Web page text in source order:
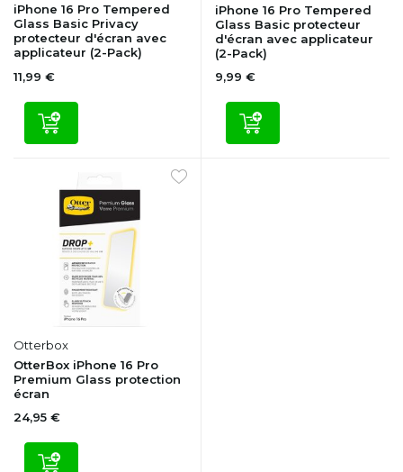
iPhone 16 Pro Tempered
Glass Basic Privacy
protecteur d'écran avec
applicateur (2-Pack)
11,99 €
iPhone 16 Pro Tempered
Glass Basic protecteur
d'écran avec applicateur
(2-Pack)
9,99 €
Otterbox
OtterBox iPhone 16 Pro
Premium Glass protection
écran
24,95 €